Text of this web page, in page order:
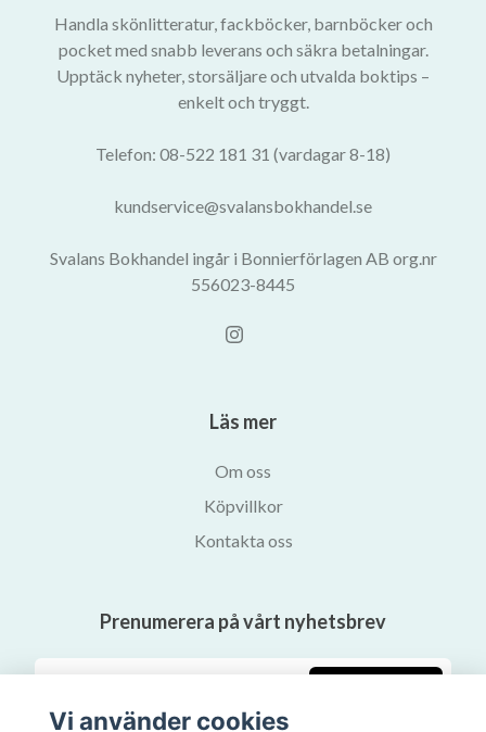
Handla skönlitteratur, fackböcker, barnböcker och
pocket med snabb leverans och säkra betalningar.
Upptäck nyheter, storsäljare och utvalda boktips –
enkelt och tryggt.
Telefon: 08-522 181 31 (vardagar 8-18)
kundservice@svalansbokhandel.se
Svalans Bokhandel ingår i Bonnierförlagen AB org.nr
556023-8445
Läs mer
Om oss
Köpvillkor
Kontakta oss
Prenumerera på vårt nyhetsbrev
Vi använder cookies